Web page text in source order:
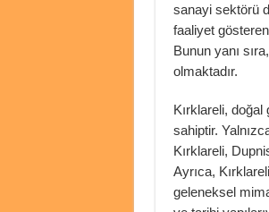
sanayi sektörü
faaliyet
Bunun yanı
olmaktadır.
Kırklareli, doğal
sahiptir.
Kırklareli,
Ayrıca,
geleneksel